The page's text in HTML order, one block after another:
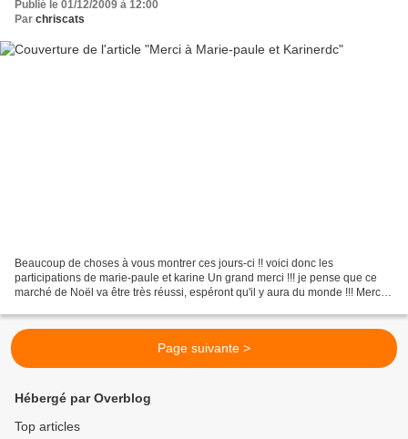
Publié le 01/12/2009 à 12:00
Par chriscats
Beaucoup de choses à vous montrer ces jours-ci !! voici donc les
participations de marie-paule et karine Un grand merci !!! je pense que ce
marché de Noël va être très réussi, espéront qu'il y aura du monde !!! Merci,
Page suivante >
Hébergé par Overblog
Top articles